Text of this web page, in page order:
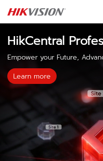
Skip to content
HikCentral
Empower your Future,
Learn more